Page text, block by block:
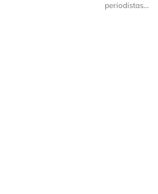
periodistas…